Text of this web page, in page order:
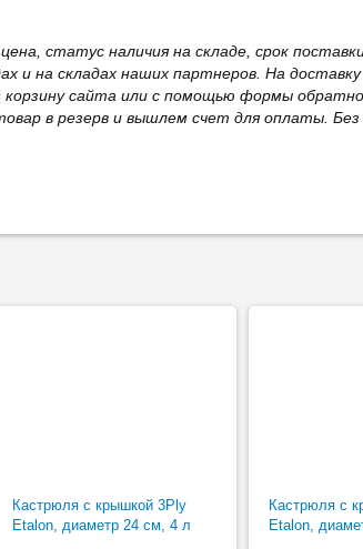
статус наличия на складе, срок
и на складах наших партнеров. На
сайта или с помощью формы
в резерв и вышлем счет для оплаты.
Кастрюля с крышкой 3Ply
Etalon, диаметр 24 см, 4 л
Кастрюля с
Etalon,